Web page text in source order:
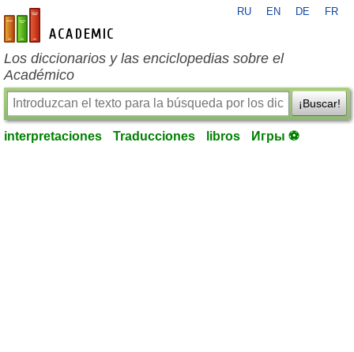
es-academic.com
RU EN DE FR
Los diccionarios y las enciclopedias sobre el
Académico
¡Buscar!
interpretaciones Traducciones libros Игры ⚽